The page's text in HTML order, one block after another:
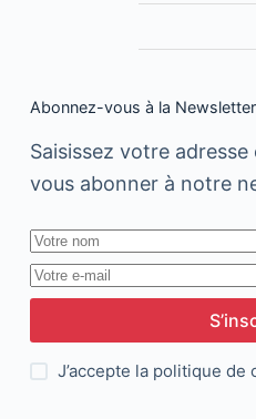
Abonnez-vous à la Newsletter
Saisissez votre
vous abonner à notre
J’accepte la politique de